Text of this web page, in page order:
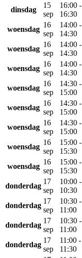
dinsdag
15
sep
16:00 -
16:30
woensdag
16
sep
14:00 -
14:30
woensdag
16
sep
14:00 -
14:30
woensdag
16
sep
14:00 -
14:30
woensdag
16
sep
14:30 -
15:00
woensdag
16
sep
14:30 -
15:00
woensdag
16
sep
14:30 -
15:00
woensdag
16
sep
15:00 -
15:30
woensdag
16
sep
15:00 -
15:30
donderdag
17
sep
10:00 -
10:30
donderdag
17
sep
10:30 -
11:00
donderdag
17
sep
10:30 -
11:00
donderdag
17
sep
11:00 -
11:30